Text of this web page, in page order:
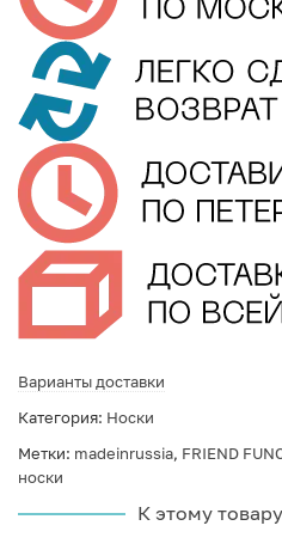
Варианты доставки
Категория: Носки
Метки: madeinrussia, FRIEND
носки
К этому